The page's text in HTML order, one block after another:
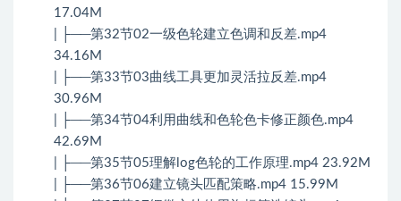
17.04M
| ├──第32节02一级色轮建立色调和反差.mp4
34.16M
| ├──第33节03曲线工具更加灵活拉反差.mp4
30.96M
| ├──第34节04利用曲线和色轮色卡修正颜色.mp4
42.69M
| ├──第35节05理解log色轮的工作原理.mp4 23.92M
| ├──第36节06建立镜头匹配策略.mp4 15.99M